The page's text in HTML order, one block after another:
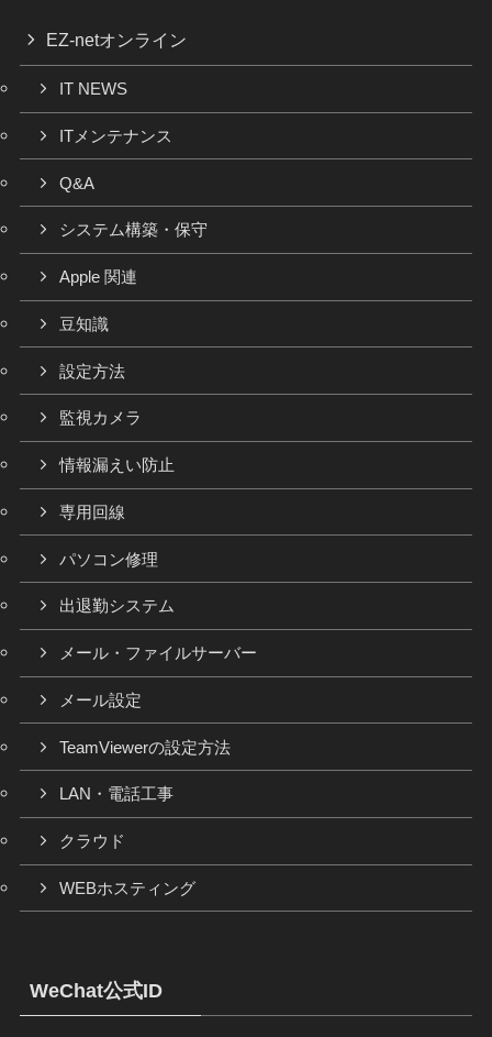
EZ-netオンライン
IT NEWS
ITメンテナンス
Q&A
システム構築・保守
Apple 関連
豆知識
設定方法
監視カメラ
情報漏えい防止
専用回線
パソコン修理
出退勤システム
メール・ファイルサーバー
メール設定
TeamViewerの設定方法
LAN・電話工事
クラウド
WEBホスティング
WeChat公式ID